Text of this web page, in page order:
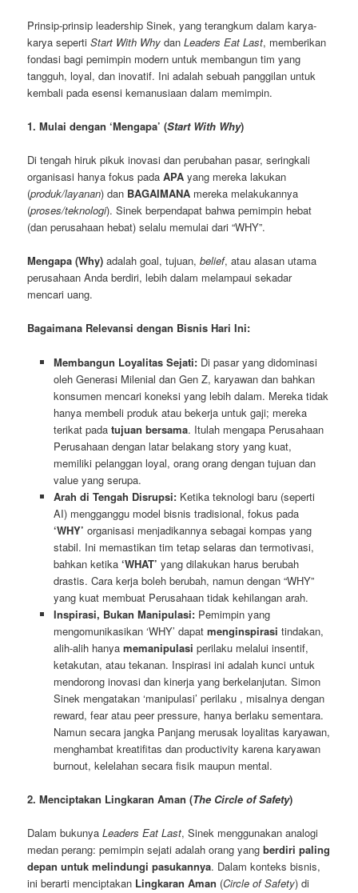
Prinsip-prinsip leadership Sinek, yang terangkum dalam karya-
karya sepertiStart With Why danLeaders Eat Last, memberikan
fondasi bagi pemimpin modern untuk membangun tim yang
tangguh, loyal, dan inovatif. Ini adalah sebuah panggilan untuk
kembali pada esensi kemanusiaan dalam memimpin.
1. Mulai dengan ‘Mengapa’ (Start With Why)
Di tengah hiruk pikuk inovasi dan perubahan pasar, seringkali
organisasi hanya fokus padaAPA yang mereka lakukan
(produk/layanan) dan BAGAIMANA mereka melakukannya
(proses/teknologi). Sinek berpendapat bahwa pemimpin hebat
(dan perusahaan hebat) selalu memulai dari “WHY”.
Mengapa (Why) adalah goal, tujuan,belief, atau alasan utama
perusahaan Anda berdiri, lebih dalam melampaui sekadar
mencari uang.
Bagaimana Relevansi dengan Bisnis Hari Ini:
Membangun Loyalitas Sejati:Di pasar yang didominasi
oleh Generasi Milenial dan Gen Z, karyawan dan bahkan
konsumen mencari koneksi yang lebih dalam. Mereka tidak
hanya membeli produk atau bekerja untuk gaji; mereka
terikat pada tujuan bersama. Itulah mengapa Perusahaan
Perusahaan dengan latar belakang story yang kuat,
memiliki pelanggan loyal, orang orang dengan tujuan dan
value yang serupa.
Arah di Tengah Disrupsi:Ketika teknologi baru (seperti
AI) mengganggu model bisnis tradisional, fokus pada
‘WHY’ organisasi menjadikannya sebagai kompas yang
stabil. Ini memastikan tim tetap selaras dan termotivasi,
bahkan ketika ‘WHAT’ yang dilakukan harus berubah
drastis. Cara kerja boleh berubah, namun dengan “WHY”
yang kuat membuat Perusahaan tidak kehilangan arah.
Inspirasi, Bukan Manipulasi:Pemimpin yang
mengomunikasikan ‘WHY’ dapat menginspirasi tindakan,
alih-alih hanya memanipulasi perilaku melalui insentif,
ketakutan, atau tekanan. Inspirasi ini adalah kunci untuk
mendorong inovasi dan kinerja yang berkelanjutan. Simon
Sinek mengatakan ‘manipulasi’ perilaku , misalnya dengan
reward, fear atau peer pressure, hanya berlaku sementara.
Namun secara jangka Panjang merusak loyalitas karyawan,
menghambat kreatifitas dan productivity karena karyawan
burnout, kelelahan secara fisik maupun mental.
2. Menciptakan Lingkaran Aman (The Circle of Safety)
Dalam bukunyaLeaders Eat Last, Sinek menggunakan analogi
medan perang: pemimpin sejati adalah orang yangberdiri paling
depan untuk melindungi pasukannya. Dalam konteks bisnis,
ini berarti menciptakan Lingkaran Aman (Circle of Safety) di